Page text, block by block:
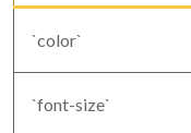
`color`
`font-size`